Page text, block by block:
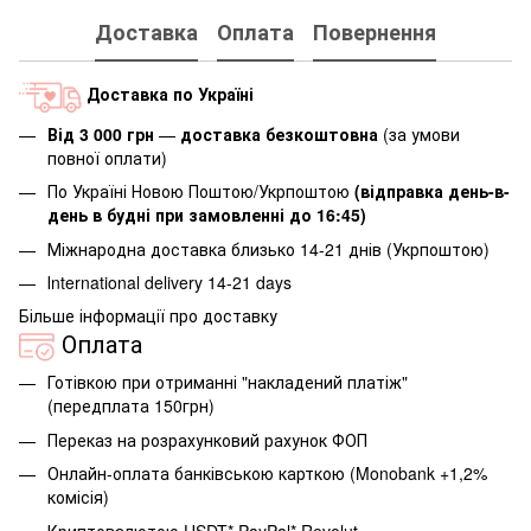
Доставка Оплата Повернення
Доставка по Україні
Від 3 000 грн — доставка безкоштовна (за умови
повної оплати)
По Україні Новою Поштою/Укрпоштою (відправка день-в-
день в будні при замовленні до 16:45)
Міжнародна доставка близько 14-21 днів (Укрпоштою)
Іnternational delivery 14-21 days
Більше інформації про доставку
Оплата
Готівкою при отриманні "накладений платіж"
(передплата 150грн)
Переказ на розрахунковий рахунок ФОП
Онлайн-оплата банківською карткою (Monobank +1,2%
комісія)